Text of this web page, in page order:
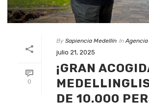
0
By Sapiencia Medellín In
julio 21, 2025
¡GRAN
DE 10.000